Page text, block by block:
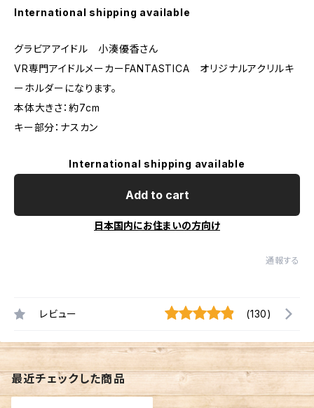
International shipping available
グラビアアイドル 小湊優香さん
VR専門アイドルメーカーFANTASTICA オリジナルアクリルキ
ーホルダーになります。
本体大きさ：約7cm
キー部分：ナスカン
International shipping available
Add to cart
日本国内にお住まいの方向け
通報する
レビュー (130)
最近チェックした商品